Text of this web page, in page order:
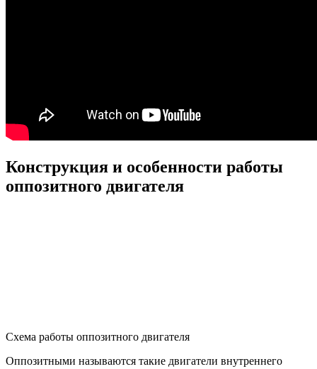
Конструкция и особенности работы
оппозитного двигателя
Схема работы оппозитного двигателя
Оппозитными называются такие двигатели внутреннего